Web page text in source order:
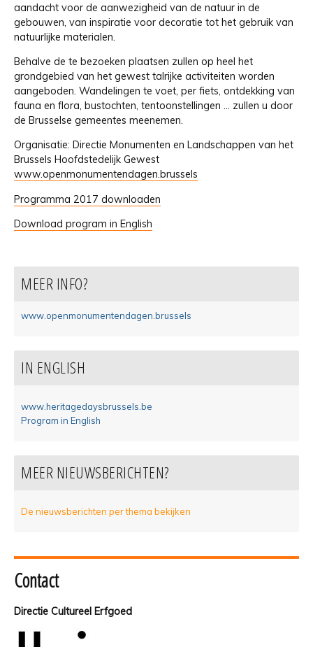
aandacht voor de aanwezigheid van de natuur in de
gebouwen, van inspiratie voor decoratie tot het gebruik van
natuurlijke materialen.
Behalve de te bezoeken plaatsen zullen op heel het
grondgebied van het gewest talrijke activiteiten worden
aangeboden. Wandelingen te voet, per fiets, ontdekking van
fauna en flora, bustochten, tentoonstellingen … zullen u door
de Brusselse gemeentes meenemen.
Organisatie: Directie Monumenten en Landschappen van het
Brussels Hoofdstedelijk Gewest
www.openmonumentendagen.brussels
Programma 2017 downloaden
Download program in English
MEER INFO?
www.openmonumentendagen.brussels
IN ENGLISH
www.heritagedaysbrussels.be
Program in English
MEER NIEUWSBERICHTEN?
De nieuwsberichten per thema bekijken
Contact
Directie Cultureel Erfgoed